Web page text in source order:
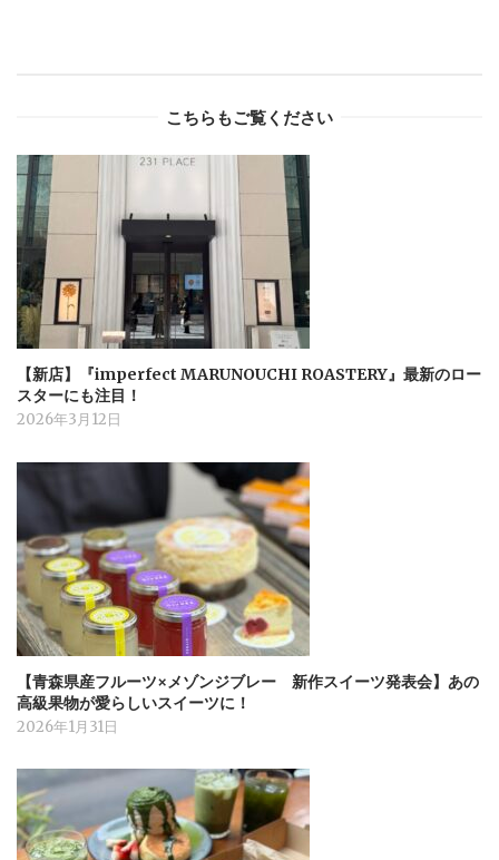
こちらもご覧ください
【新店】『imperfect MARUNOUCHI ROASTERY』最新のロー
スターにも注目！
2026年3月12日
【青森県産フルーツ×メゾンジブレー 新作スイーツ発表会】あの
高級果物が愛らしいスイーツに！
2026年1月31日